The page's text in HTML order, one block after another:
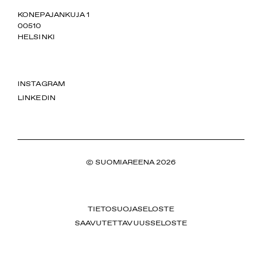
SUOMIAREENA
KONEPAJANKUJA 1
00510
HELSINKI
INSTAGRAM
LINKEDIN
© SUOMIAREENA 2026
TIETOSUOJASELOSTE
SAAVUTETTAVUUSSELOSTE